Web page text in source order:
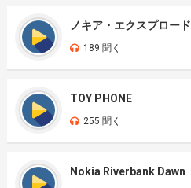
ノキア・エクスプロード
189 聞く
TOY PHONE
255 聞く
Nokia Riverbank Dawn